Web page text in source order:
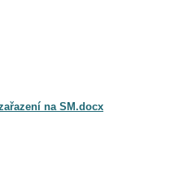
na SM.docx